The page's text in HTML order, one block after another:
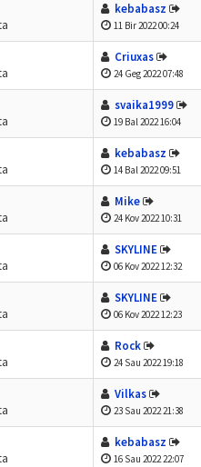
kebabasz
11 Bir 2022 00:24
Criuxas
24 Geg 2022 07:48
svaika1999
19 Bal 2022 16:04
kebabasz
14 Bal 2022 09:51
Mike
24 Kov 2022 10:31
SKYLINE
06 Kov 2022 12:32
SKYLINE
06 Kov 2022 12:23
Rock
24 Sau 2022 19:18
Vilkas
23 Sau 2022 21:38
kebabasz
16 Sau 2022 22:07